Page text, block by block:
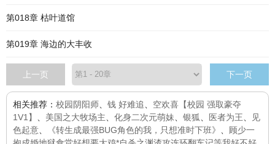
第018章 枯叶道馆
第019章 海边的大丰收
上一页 下一页
相关推荐： 校园阴阳师 钱 好难追
空欢喜【校园 强取豪夺
1V1】
美国之大牧场主 化身二次元萌妹 银狐 医者为王
见
色起意
《转生成最强BUG角色的我，只想准时下班》
顾少一